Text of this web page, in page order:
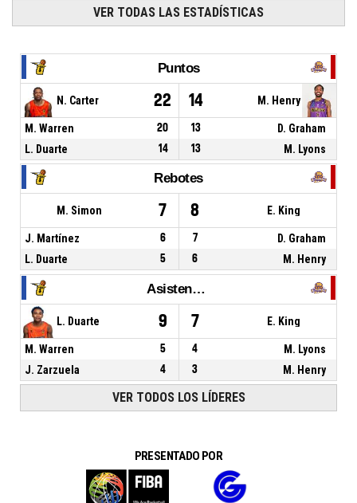
VER TODAS LAS ESTADÍSTICAS
Puntos
N. Carter 22 14 M. Henry
M. Warren 20 13
D. Graham
L. Duarte
14 13 M. Lyons
Rebotes
M. Simon 7 8 E. King
J. Martínez 6 7
D. Graham
L. Duarte
5 6 M. Henry
Asistencias
L. Duarte 9 7 E. King
M. Warren 5 4
M. Lyons
J. Zarzuela
4 3 M. Henry
VER TODOS LOS LÍDERES
PRESENTADO POR